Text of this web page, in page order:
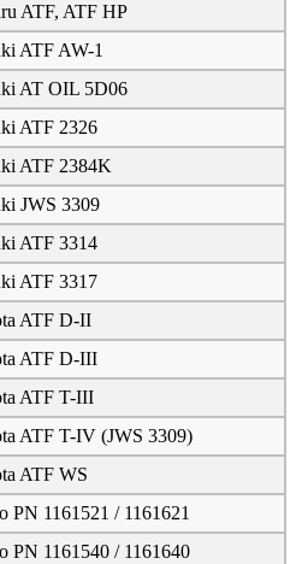
ATF, ATF HP
ATF AW-1
AT OIL 5D06
ATF 2326
ATF 2384K
JWS 3309
ATF 3314
ATF 3317
ATF D-II
ATF D-III
ATF T-III
ATF T-IV (JWS 3309)
ATF WS
PN 1161521 / 1161621
PN 1161540 / 1161640